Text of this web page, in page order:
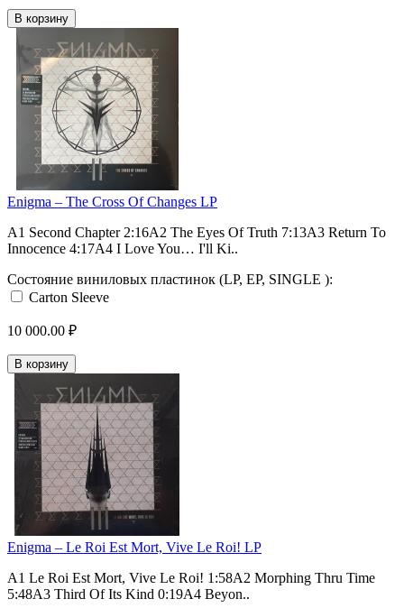
В корзину
Enigma – The Cross Of Changes LP
A1 Second Chapter 2:16A2 The Eyes Of Truth 7:13A3 Return To
Innocence 4:17A4 I Love You… I'll Ki..
Состояние виниловых пластинок (LP, EP, SINGLE ):
Carton Sleeve
10 000.00 ₽
В корзину
Enigma – Le Roi Est Mort, Vive Le Roi! LP
A1 Le Roi Est Mort, Vive Le Roi! 1:58A2 Morphing Thru Time
5:48A3 Third Of Its Kind 0:19A4 Beyon..